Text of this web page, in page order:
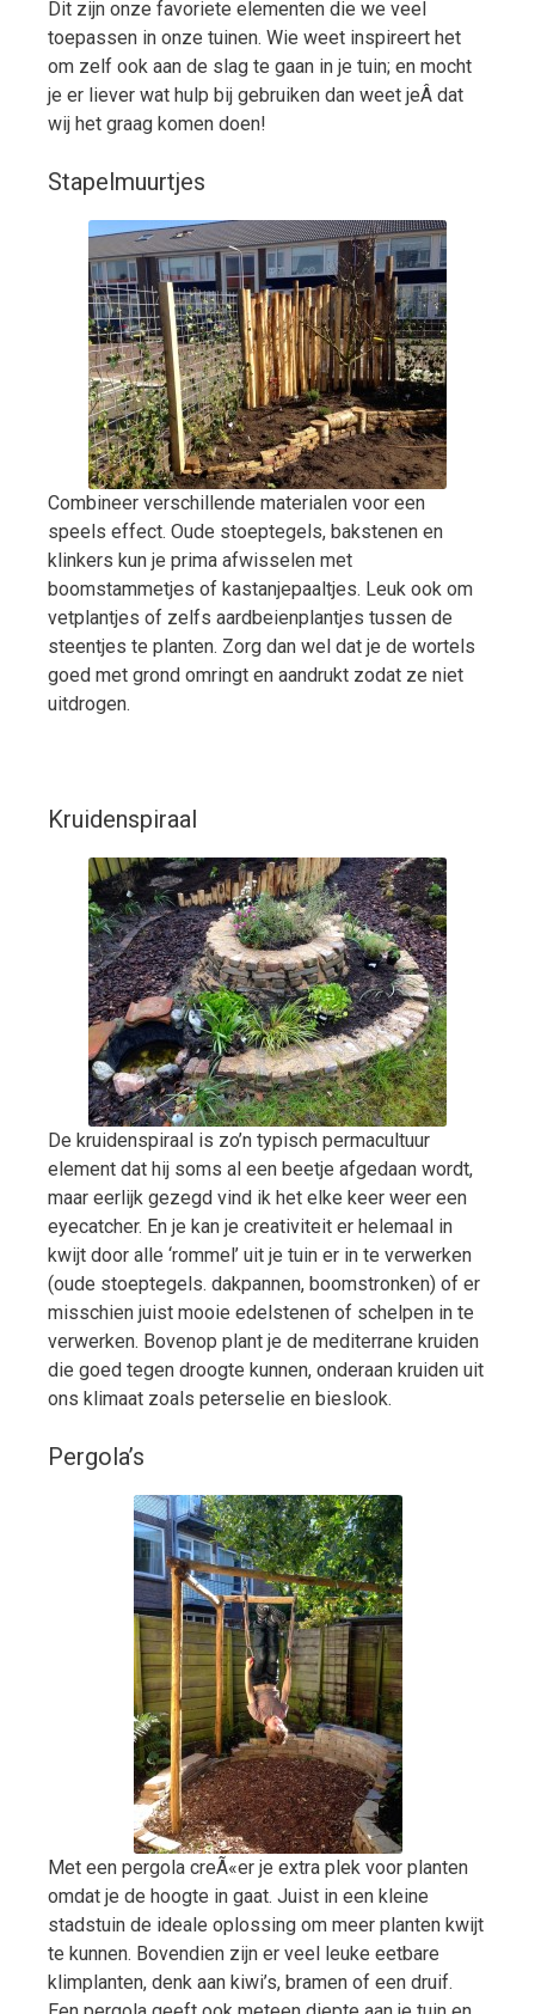
Dit zijn onze favoriete elementen die we veel
toepassen in onze tuinen. Wie weet inspireert het
om zelf ook aan de slag te gaan in je tuin; en mocht
je er liever wat hulp bij gebruiken dan weet jeÂ dat
wij het graag komen doen!
Stapelmuurtjes
Combineer verschillende materialen voor een
speels effect. Oude stoeptegels, bakstenen en
klinkers kun je prima afwisselen met
boomstammetjes of kastanjepaaltjes. Leuk ook om
vetplantjes of zelfs aardbeienplantjes tussen de
steentjes te planten. Zorg dan wel dat je de wortels
goed met grond omringt en aandrukt zodat ze niet
uitdrogen.
Kruidenspiraal
De kruidenspiraal is zo’n typisch permacultuur
element dat hij soms al een beetje afgedaan wordt,
maar eerlijk gezegd vind ik het elke keer weer een
eyecatcher. En je kan je creativiteit er helemaal in
kwijt door alle ‘rommel’ uit je tuin er in te verwerken
(oude stoeptegels. dakpannen, boomstronken) of er
misschien juist mooie edelstenen of schelpen in te
verwerken. Bovenop plant je de mediterrane kruiden
die goed tegen droogte kunnen, onderaan kruiden uit
ons klimaat zoals peterselie en bieslook.
Pergola’s
Met een pergola creÃ«er je extra plek voor planten
omdat je de hoogte in gaat. Juist in een kleine
stadstuin de ideale oplossing om meer planten kwijt
te kunnen. Bovendien zijn er veel leuke eetbare
klimplanten, denk aan kiwi’s, bramen of een druif.